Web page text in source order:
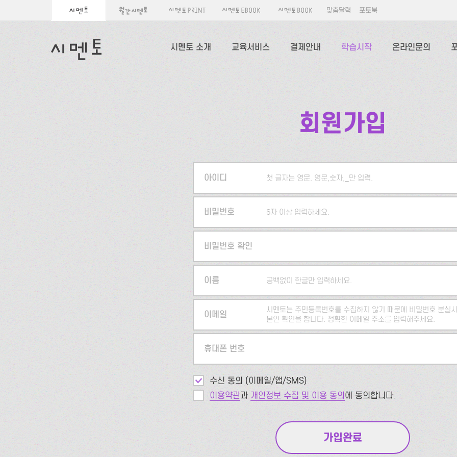
맞춤달력 포토북
시멘토 소개 교육서비스 결제안내 학습시작 온라인문의
회원가입
아이디 첫 글자는 영문. 영문,숫자,_만 입력.
5자 이상 입력하세요.
비밀번호 6자 이상 입력하세요.
비밀번호 확인
이름 공백없이 한글만 입력하세요.
이메일
시멘토는 주민등록번호를 수집하지 않기 때문에 비밀번호 분실
본인 확인을 합니다. 정확한 이메일 주소를 입력해주세요.
휴대폰 번호
수신 동의 (이메일/앱/SMS)
이용약관과 개인정보 수집 및 이용 동의에 동의합니다.